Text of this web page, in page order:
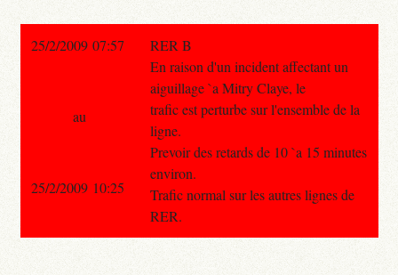
25/2/2009 07:57
RER B
En raison d'un incident affectant un
aiguillage `a Mitry Claye, le
trafic est perturbe sur l'ensemble de la
ligne.
Prevoir des retards de 10 `a 15 minutes
environ.
Trafic normal sur les autres lignes de
RER.
au
25/2/2009 10:25